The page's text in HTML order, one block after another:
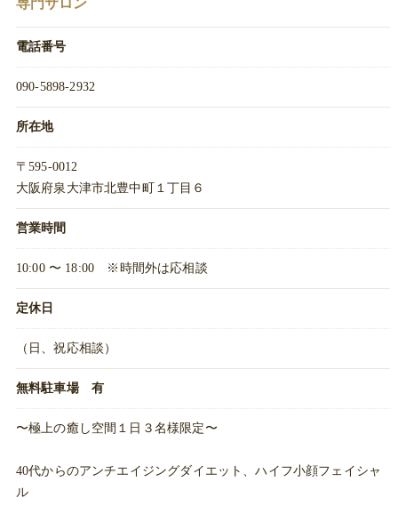
専門サロン
電話番号
090-5898-2932
所在地
〒595-0012
大阪府泉大津市北豊中町１丁目６
営業時間
10:00 〜 18:00 ※時間外は応相談
定休日
（日、祝応相談）
無料駐車場 有
〜極上の癒し空間１日３名様限定〜
40代からのアンチエイジングダイエット、ハイフ小顔フェイシャ
ル